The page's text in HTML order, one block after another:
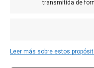
transmitida de
Leer más sobre estos
Condiciones generales